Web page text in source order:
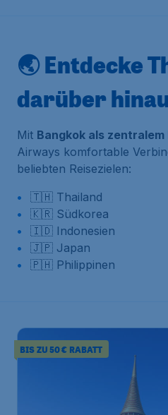
🌏 Entdecke
darüber
Mit Bangkok als zentralem
Airways komfortable
beliebten Reisezielen:
🇹🇭 Thailand
🇰🇷 Südkorea
🇮🇩 Indonesien
🇯🇵 Japan
🇵🇭 Philippinen
BIS ZU 50 € RABATT